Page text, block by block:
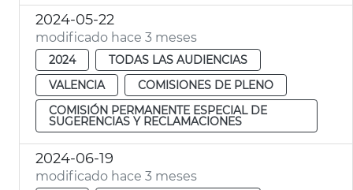
2024-05-22
modificado hace 3 meses
2024
TODAS LAS AUDIENCIAS
VALENCIA
COMISIONES DE PLENO
COMISIÓN PERMANENTE ESPECIAL DE
SUGERENCIAS Y RECLAMACIONES
2024-06-19
modificado hace 3 meses